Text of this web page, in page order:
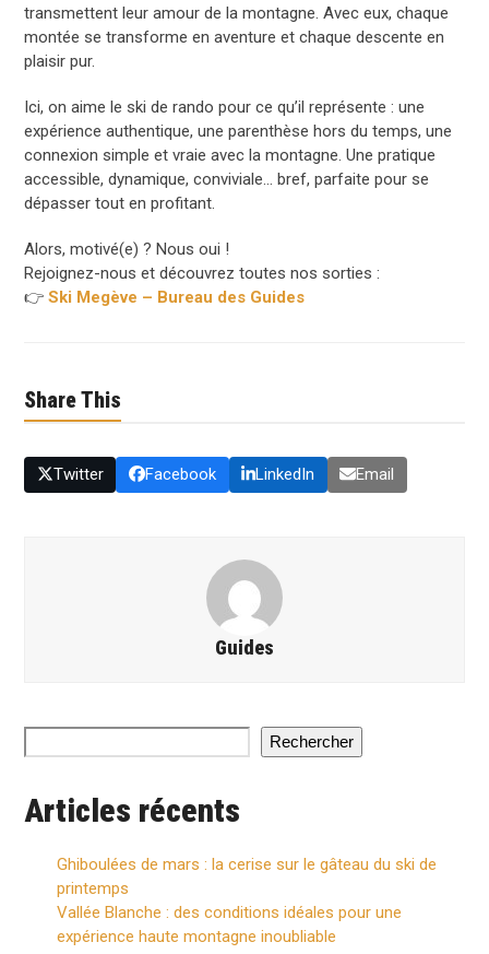
transmettent leur amour de la montagne. Avec eux, chaque
montée se transforme en aventure et chaque descente en
plaisir pur.
Ici, on aime le ski de rando pour ce qu’il représente : une
expérience authentique, une parenthèse hors du temps, une
connexion simple et vraie avec la montagne. Une pratique
accessible, dynamique, conviviale… bref, parfaite pour se
dépasser tout en profitant.
Alors, motivé(e) ? Nous oui !
Rejoignez-nous et découvrez toutes nos sorties :
👉Ski Megève – Bureau des Guides
Share This
Twitter Facebook LinkedIn Email
Guides
Rechercher
Articles récents
Ghiboulées de mars : la cerise sur le gâteau du ski de
printemps
Vallée Blanche : des conditions idéales pour une
expérience haute montagne inoubliable